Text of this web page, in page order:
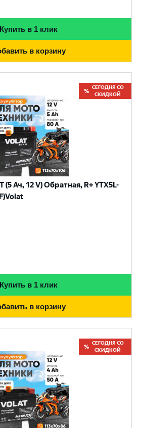
Купить в 1 клик
в корзину
СЕГОДНЯ СО
СКИДКОЙ
(5 Ач, 12 V) Обратная, R+ YTX5L-
Купить в 1 клик
в корзину
СЕГОДНЯ СО
СКИДКОЙ